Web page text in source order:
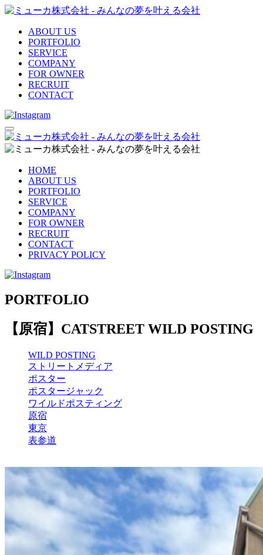
ABOUT US
PORTFOLIO
SERVICE
COMPANY
FOR OWNER
RECRUIT
CONTACT
HOME
ABOUT US
PORTFOLIO
SERVICE
COMPANY
FOR OWNER
RECRUIT
CONTACT
PRIVACY POLICY
PORTFOLIO
【原宿】CATSTREET WILD POSTING
WILD POSTING
ストリートメディア
ポスター
ポスタージャック
ワイルドポスティング
原宿
東京
表参道